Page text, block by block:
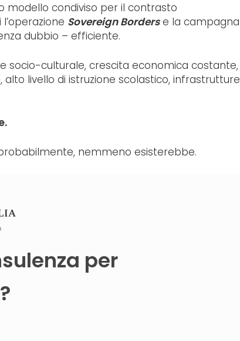
modello condiviso per il contrasto
Sovereign Borderse la campagna
dubbio – efficiente.
socio-culturale, crescita economica costante,
livello di istruzione scolastico, infrastrutture
nemmeno esisterebbe.
per